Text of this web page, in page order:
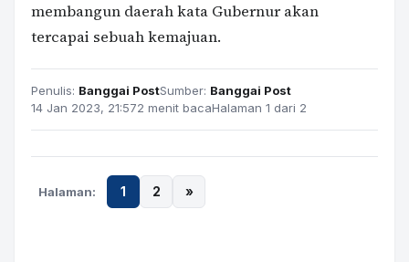
membangun daerah kata Gubernur akan
tercapai sebuah kemajuan.
Penulis: Banggai PostSumber: Banggai Post
14 Jan 2023, 21:572 menit bacaHalaman 1 dari 2
Halaman: 1 2 »